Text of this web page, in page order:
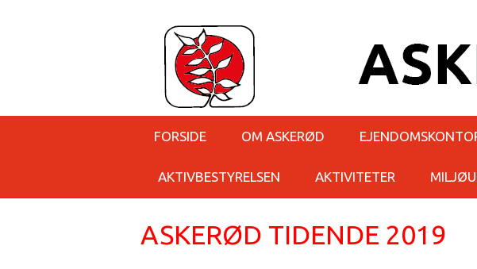
FORSIDE OM ASKERØD
AKTIVBESTYRELSEN AKTIVITETER
ASKERØD TIDENDE 2019